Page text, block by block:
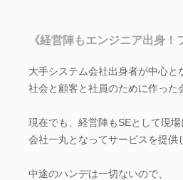
《経営陣もエンジニア出身！
大手システム会社出身者が中心と
社会と顧客と社員のために作った
現在でも、経営陣もSEとして現場
会社一丸となってサービスを提供
中途のハンデは一切ないので、